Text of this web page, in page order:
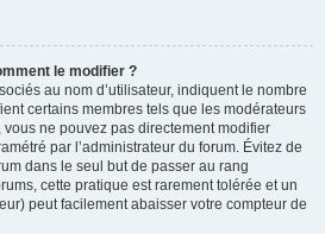
le modifier ?
au nom d’utilisateur, indiquent le nombre
certains membres tels que les modérateurs
ne pouvez pas directement modifier
par l’administrateur du forum. Évitez de
dans le seul but de passer au rang
cette pratique est rarement tolérée et un
peut facilement abaisser votre compteur de